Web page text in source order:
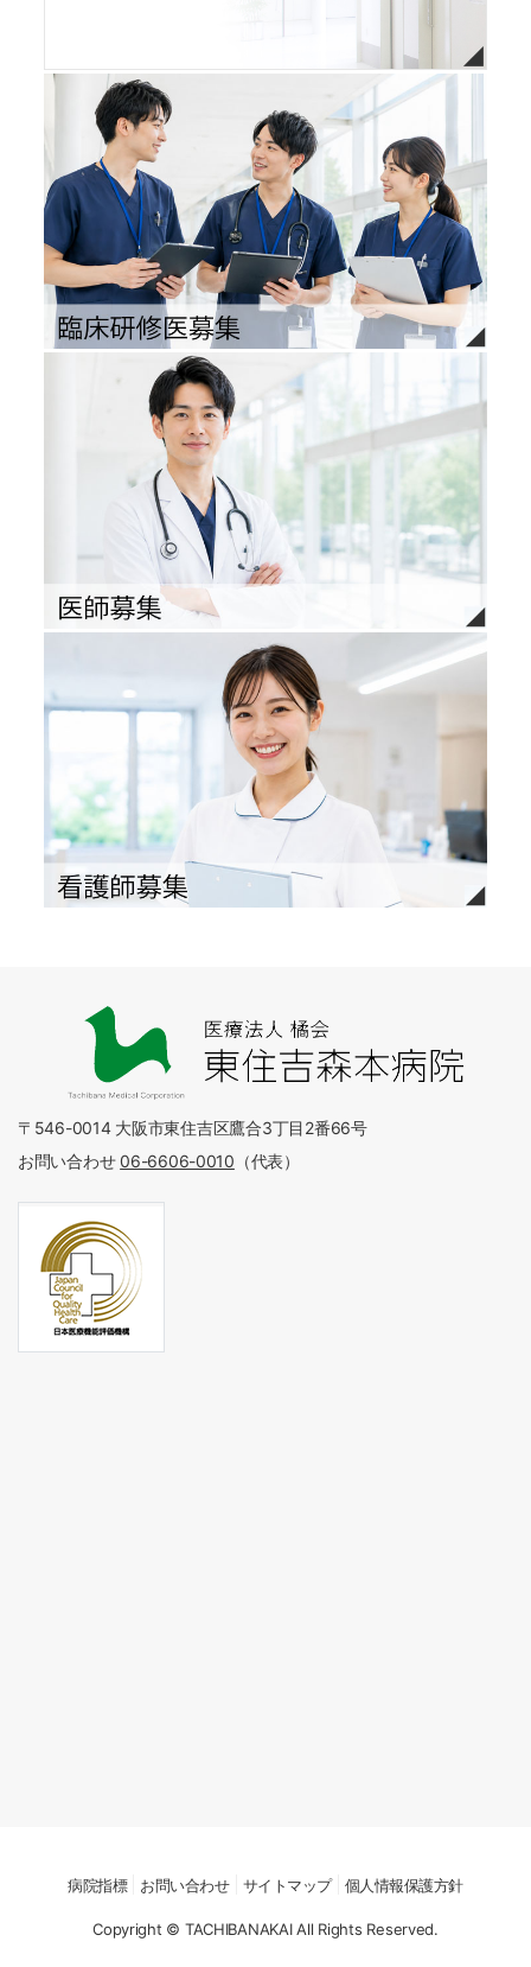
〒546-0014 大阪市東住吉区鷹合3丁目2番66号
お問い合わせ06-6606-0010 （代表）
病院指標 お問い合わせ サイトマップ 個人情報保護方針
Copyright © TACHIBANAKAI All Rights Reserved.